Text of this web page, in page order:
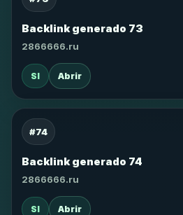
Backlink generado 73
2866666.ru
SI Abrir
#74
Backlink generado 74
2866666.ru
SI Abrir